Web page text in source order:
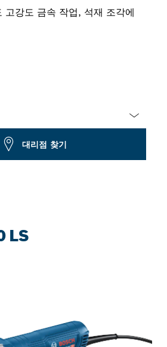
고강도 금속 작업, 석재 조각에
대리점 찾기
LS